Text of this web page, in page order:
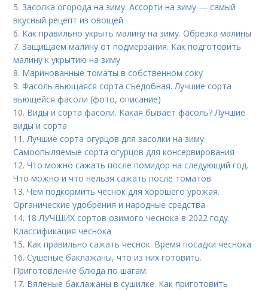
5.Засолка огорода на зиму. Ассорти на зиму — самый
вкусный рецепт из овощей
6. Как правильно укрыть малину на зиму. Обрезка малины
7.Защищаем малину от подмерзания. Как подготовить
малину к укрытию на зиму
8. Маринованные томаты в собственном соку
9.Фасоль вьющаяся сорта съедобная. Лучшие сорта
вьющейся фасоли (фото, описание)
10. Виды и сорта фасоли. Какая бывает фасоль? Лучшие
виды и сорта
11. Лучшие сорта огурцов для засолки на зиму.
Самоопыляемые сорта огурцов для консервирования
12.Что можно сажать после помидор на следующий год.
Что можно и что нельзя сажать после томатов
13.Чем подкормить чеснок для хорошего урожая.
Органические удобрения и народные средства
14. 18 ЛУЧШИХ сортов озимого чеснока в 2022 году.
Классификация чеснока
15. Как правильно сажать чеснок. Время посадки чеснока
16.Сушеные баклажаны, что из них готовить.
Приготовление блюда по шагам:
17. Вяленые баклажаны в сушилке. Как приготовить